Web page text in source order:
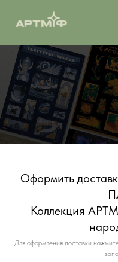
Оформить
Коллекция
Для оформления доставки